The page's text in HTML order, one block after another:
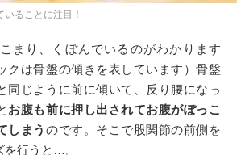
ることに注目！
まり、くぼんでいるのがわかります
クは骨盤の傾きを表しています）骨盤
同じように前に傾いて、反り腰になっ
お腹も前に押し出されてお腹がぽっこ
しまう のです。そこで股関節の前側を
を行うと…。